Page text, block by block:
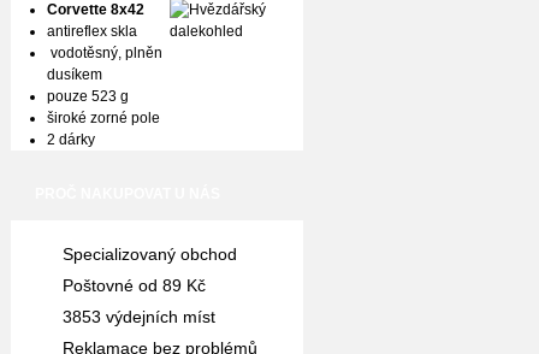
Corvette 8x42
antireflex skla
vodotěsný, plněn
dusíkem
pouze 523 g
široké zorné pole
2 dárky
Specializovaný obchod
Poštovné od 89 Kč
3853 výdejních míst
Reklamace bez problémů